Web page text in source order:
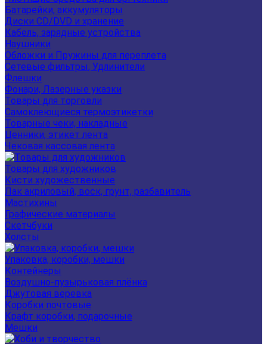
Батарейки, аккумуляторы
Диски CD/DVD и хранение
Кабель, зарядные устройства
Наушники
Обложки и Пружины для переплета
Сетевые фильтры, Удлинители
Флешки
Фонари, Лазерные указки
Товары для торговли
Самоклеющиеся термоэтикетки
Товарные чеки, накладные
Ценники, этикет лента
Чековая кассовая лента
Товары для художников
Кисти художественные
Лак акриловый, воск, грунт, разбавитель
Мастихины
Графические материалы
Скетчбуки
Холсты
Упаковка, коробки, мешки
Контейнеры
Воздушно-пузырьковая плёнка
Джутовая веревка
Коробки почтовые
Крафт коробки, подарочные
Мешки